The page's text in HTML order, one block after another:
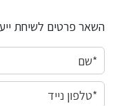
השאר פרטים לשיחת